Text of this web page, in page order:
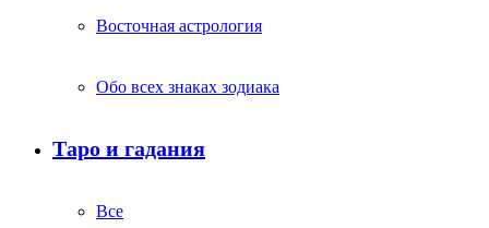
Восточная астрология
Обо всех знаках зодиака
Таро и гадания
Все